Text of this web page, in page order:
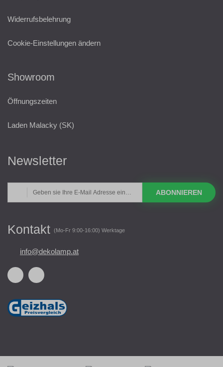
Widerrufsbelehrung
Cookie-Einstellungen ändern
Showroom
Öffnungszeiten
Laden Malacky (SK)
Newsletter
ABONNIEREN
Kontakt (Mo-Fr 9:00-16:00) Werktage
info@dekolamp.at